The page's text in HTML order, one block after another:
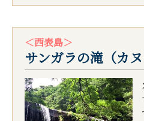
＜西表島＞
サンガラの滝（カ